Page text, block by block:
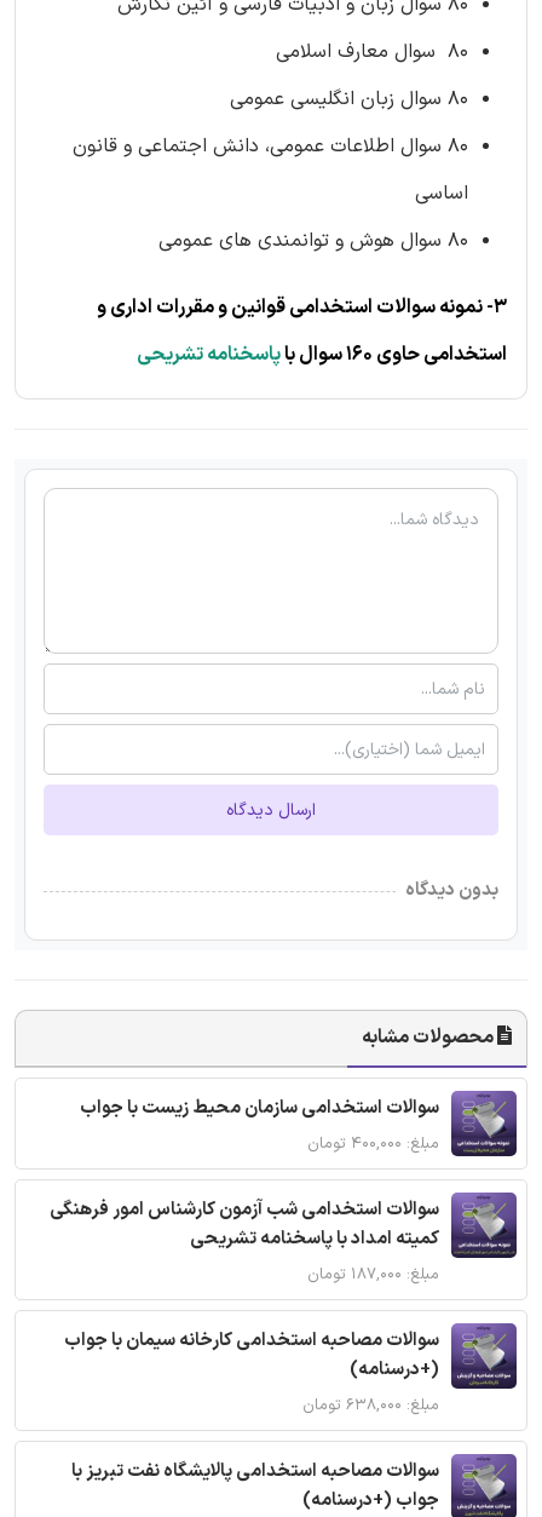
80 سوال معارف اسلامی
80 سوال زبان انگلیسی عمومی
80 سوال اطلاعات عمومی، دانش اجتماعی و قانون
اساسی
80 سوال هوش و توانمندی های عمومی
3- نمونه سوالات استخدامی قوانین و مقررات اداری و
استخدامی حاوی 160 سوال با
پاسخنامه تشریحی
ارسال دیدگاه
بدون دیدگاه
محصولات مشابه
سوالات استخدامی سازمان محیط زیست با جواب
مبلغ: ۴۰۰,۰۰۰ تومان
سوالات استخدامی شب آزمون کارشناس امور فرهنگی
کمیته امداد با پاسخنامه تشریحی
مبلغ: ۱۸۷,۰۰۰ تومان
سوالات مصاحبه استخدامی کارخانه سیمان با جواب
(+درسنامه)
مبلغ: ۶۳۸,۰۰۰ تومان
سوالات مصاحبه استخدامی پالایشگاه نفت تبریز با
جواب (+درسنامه)